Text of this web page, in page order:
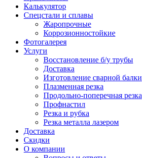
Калькулятор
Спецстали и сплавы
Жаропрочные
Коррозионностойкие
Фотогалерея
Услуги
Восстановление б/у трубы
Доставка
Изготовление сварной балки
Плазменная резка
Продольно-поперечная резка
Профнастил
Резка и рубка
Резка металла лазером
Доставка
Скидки
О компании